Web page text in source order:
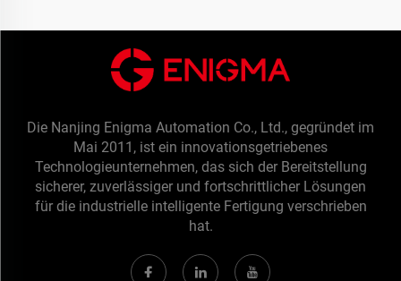
Die Nanjing Enigma Automation Co., Ltd., gegründet im
Mai 2011, ist ein innovationsgetriebenes
Technologieunternehmen, das sich der Bereitstellung
sicherer, zuverlässiger und fortschrittlicher Lösungen
für die industrielle intelligente Fertigung verschrieben
hat.